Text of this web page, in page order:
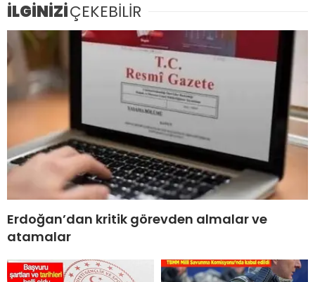
İLGİNİZİÇEKEBİLİR
Erdoğan’dan kritik görevden almalar ve
atamalar